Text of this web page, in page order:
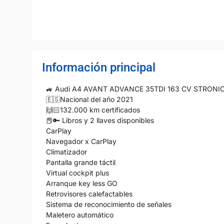
Información principal
🚙 Audi A4 AVANT ADVANCE 35TDI 163 CV
🇪🇸Nacional del año 2021
🙌🏻132.000 km certificados
📕🔑 Libros y 2 llaves disponibles
CarPlay
Navegador x CarPlay
Climatizador
Pantalla grande táctil
Virtual cockpit plus
Arranque key less GO
Retrovisores calefactables
Sistema de reconocimiento de señales
Maletero automático